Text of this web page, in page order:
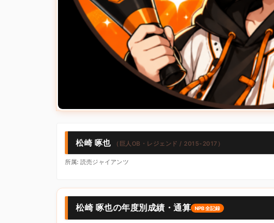
松崎 啄也 （巨人OB・レジェンド / 2015-2017）
所属: 読売ジャイアンツ
松崎 啄也の年度別成績・通算 NPB全記録